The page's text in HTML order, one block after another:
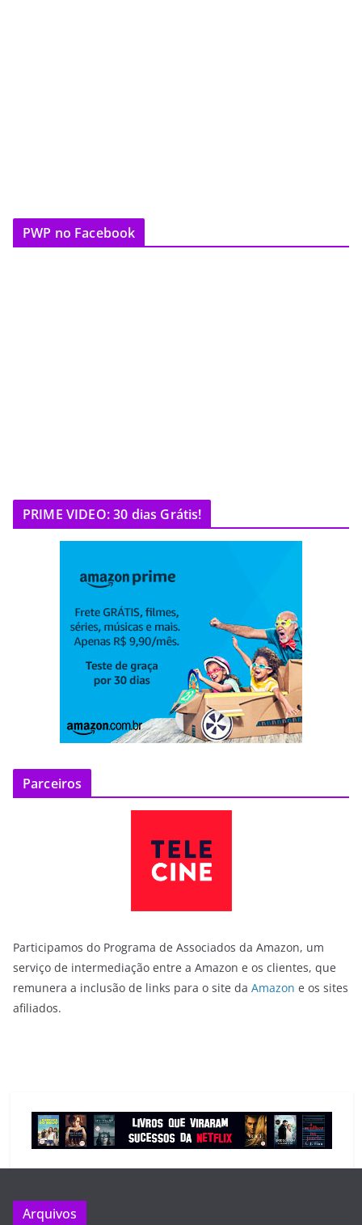
PWP no Facebook
PRIME VIDEO: 30 dias Grátis!
Parceiros
Participamos do Programa de Associados da Amazon, um
serviço de intermediação entre a Amazon e os clientes, que
remunera a inclusão de links para o site da Amazon e os sites
afiliados.
Arquivos